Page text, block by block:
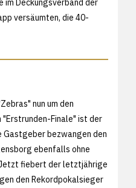
im Deckungsverband der
versäumten, die 40-
nun um den
Finale" ist der
Gastgeber bezwangen den
ebenfalls ohne
fiebert der letztjährige
den Rekordpokalsieger